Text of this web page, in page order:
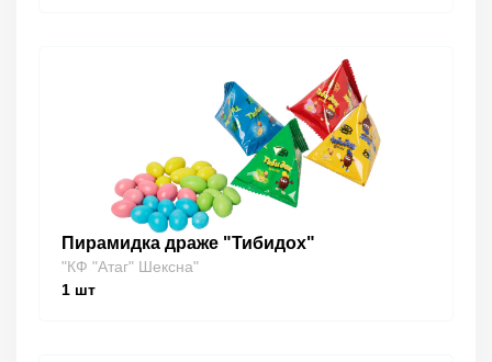
Пирамидка драже "Тибидох"
"КФ "Атаг" Шексна"
1 шт